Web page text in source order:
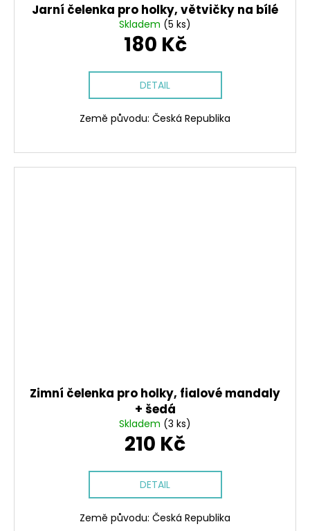
Jarní čelenka pro holky, větvičky na bílé
Skladem (5 ks)
180 Kč
DETAIL
Země původu: Česká Republika
Zimní čelenka pro holky, fialové mandaly
+ šedá
Skladem (3 ks)
210 Kč
DETAIL
Země původu: Česká Republika